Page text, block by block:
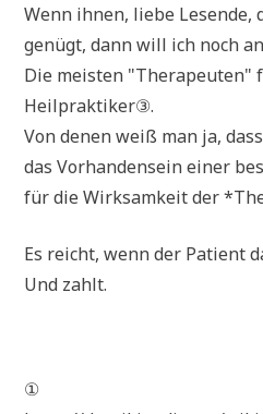
Wenn ihnen, lie­be Lesen­de,
genügt, dann will ich noch
Die mei­sten "The­ra­peu­ten"
Heilpraktiker③.
Von denen weiß man ja,
das Vor­han­den­sein einer
für die Wirk­sam­keit der
Es reicht, wenn der Pati­ent
Und zahlt.
①